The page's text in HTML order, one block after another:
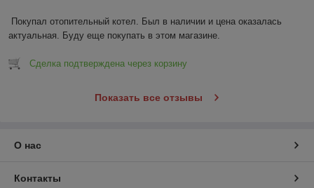
Покупал отопительный котел. Был в наличии и цена оказалась
актуальная. Буду еще покупать в этом магазине.
Сделка подтверждена через корзину
Показать все отзывы
О нас
Контакты